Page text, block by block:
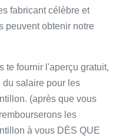
fabricant célèbre et
peuvent obtenir notre
te fournir l'aperçu gratuit,
du salaire pour les
(après que vous
les
à vous DÈS QUE